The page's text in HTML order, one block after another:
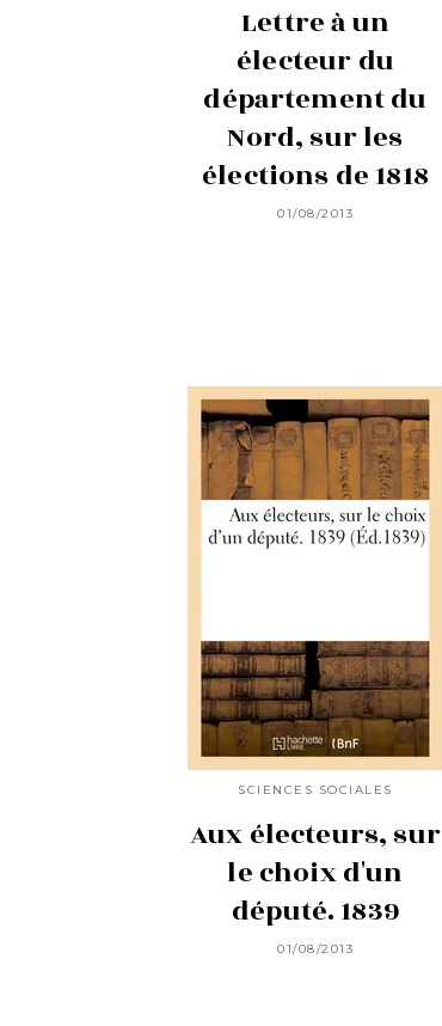
Lettre à un
électeur du
département du
Nord, sur les
élections de 1818
01/08/2013
SCIENCES SOCIALES
Aux électeurs, sur
le choix d'un
député. 1839
01/08/2013